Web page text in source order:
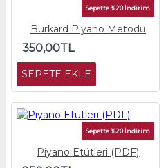
Sepette %20 İndirim
Burkard Piyano Metodu
350,00TL
SEPETE EKLE
Sepette %20 İndirim
Piyano Etütleri (PDF)